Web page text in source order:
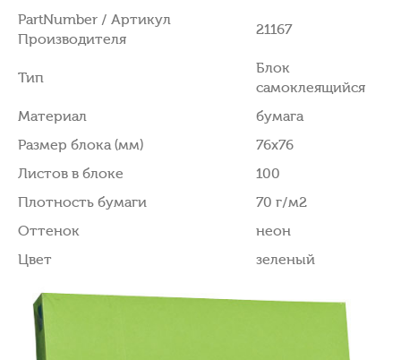
PartNumber / Артикул
Производителя
21167
Тип
Блок
самоклеящийся
Материал
бумага
Размер блока (мм)
76x76
Листов в блоке
100
Плотность бумаги
70 г/м2
Оттенок
неон
Цвет
зеленый